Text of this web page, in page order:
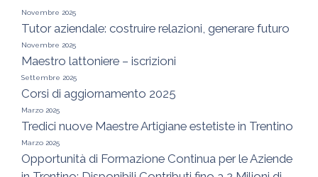
Novembre 2025
Tutor aziendale: costruire relazioni, generare futuro
Novembre 2025
Maestro lattoniere – iscrizioni
Settembre 2025
Corsi di aggiornamento 2025
Marzo 2025
Tredici nuove Maestre Artigiane estetiste in Trentino
Marzo 2025
Opportunità di Formazione Continua per le Aziende